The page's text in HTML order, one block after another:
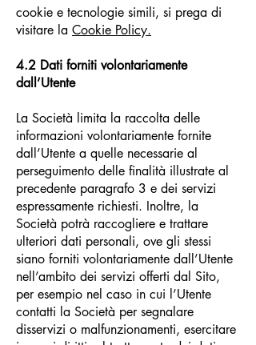
cookie e tecnologie simili, si prega di
visitare la Cookie Policy.
4.2 Dati forniti volontariamente
dall’Utente
La Società limita la raccolta delle
informazioni volontariamente fornite
dall’Utente a quelle necessarie al
perseguimento delle finalità illustrate al
precedente paragrafo 3 e dei servizi
espressamente richiesti. Inoltre, la
Società potrà raccogliere e trattare
ulteriori dati personali, ove gli stessi
siano forniti volontariamente dall’Utente
nell’ambito dei servizi offerti dal Sito,
per esempio nel caso in cui l’Utente
contatti la Società per segnalare
disservizi o malfunzionamenti, esercitare